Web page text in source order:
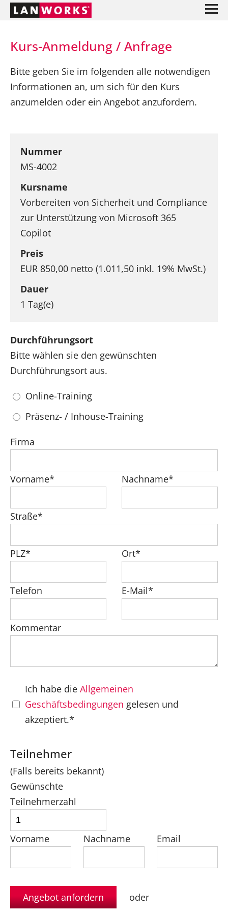
Kurs-Anmeldung / Anfrage
Bitte geben Sie im folgenden alle notwendigen
Informationen an, um sich für den Kurs
anzumelden oder ein Angebot anzufordern.
Durchführungsort
Bitte wählen sie den gewünschten
Durchführungsort aus.
Online-Training
Präsenz- / Inhouse-Training
Firma
Vorname* Nachname*
Straße*
PLZ* Ort*
Telefon E-Mail*
Kommentar
Ich habe die Allgemeinen
Geschäftsbedingungen gelesen und
akzeptiert.*
Teilnehmer
(Falls bereits bekannt)
Gewünschte
Teilnehmerzahl
Vorname Nachname Email
oder
Nummer
MS-4002
Kursname
Vorbereiten von Sicherheit und Compliance
zur Unterstützung von Microsoft 365
Copilot
Preis
EUR 850,00 netto (1.011,50 inkl. 19% MwSt.)
Dauer
1 Tag(e)